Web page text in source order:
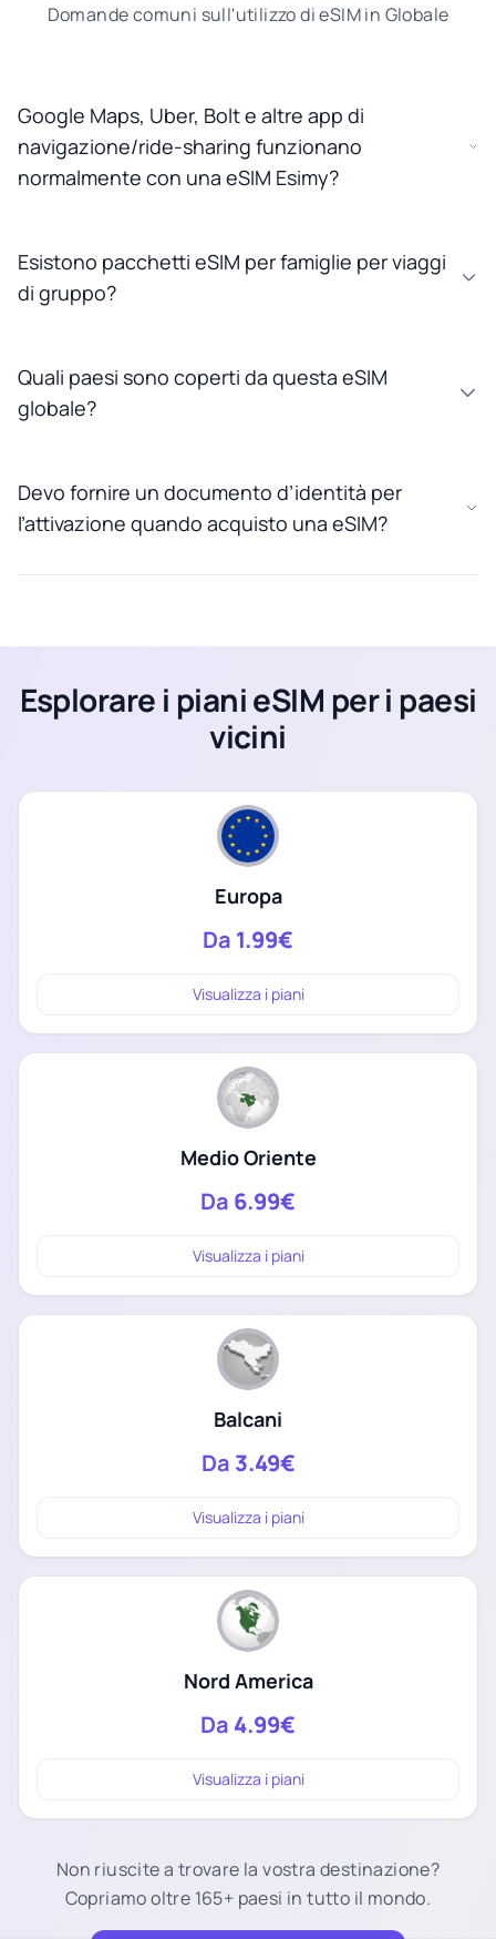
Domande comuni sull'utilizzo di eSIM in Globale
Google Maps, Uber, Bolt e altre app di
navigazione/ride-sharing funzionano
normalmente con una eSIM Esimy?
Esistono pacchetti eSIM per famiglie per viaggi
di gruppo?
Quali paesi sono coperti da questa eSIM
globale?
Devo fornire un documento d’identità per
l’attivazione quando acquisto una eSIM?
Esplorare i piani eSIM per i paesi
vicini
Europa
Da 1.99€
Visualizza i piani
Medio Oriente
Da 6.99€
Visualizza i piani
Balcani
Da 3.49€
Visualizza i piani
Nord America
Da 4.99€
Visualizza i piani
Non riuscite a trovare la vostra destinazione?
Copriamo oltre 165+ paesi in tutto il mondo.